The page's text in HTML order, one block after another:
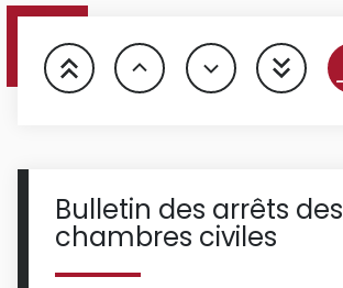
Bulletin des arrêts des
chambres civiles